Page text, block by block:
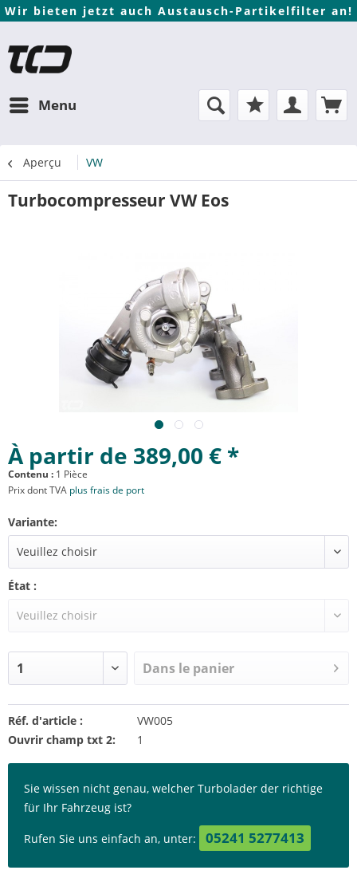
Wir bieten jetzt auch Austausch-Partikelfilter an!
Menu
Aperçu VW
Turbocompresseur VW Eos
À partir de 389,00 € *
Contenu : 1 Pièce
Prix dont TVA plus frais de port
Variante:
État :
Dans le panier
Réf. d'article :
VW005
Ouvrir champ txt 2:
1
Sie wissen nicht genau, welcher Turbolader der richtige
für Ihr Fahrzeug ist?
Rufen Sie uns einfach an, unter: 05241 5277413